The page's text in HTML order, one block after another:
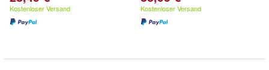
Kostenloser Versand Kostenloser Versand